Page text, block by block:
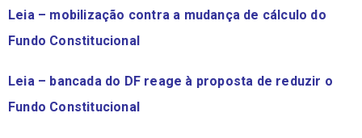
Leia – mobilização contra a mudança de cálculo do
Fundo Constitucional
Leia – bancada do DF reage à proposta de reduzir o
Fundo Constitucional